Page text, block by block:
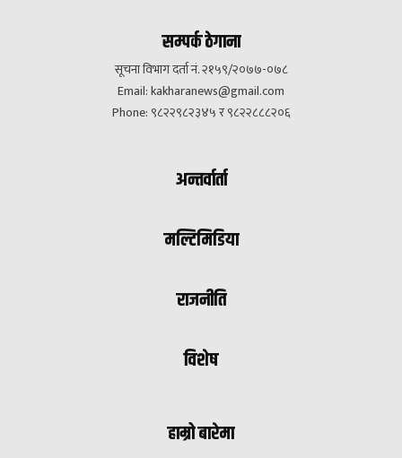
सम्पर्क ठेगाना
सूचना विभाग दर्ता नं. २१५९/२०७७-०७८
Email:kakharanews@gmail.com
Phone: ९८२२९८२३४५ र ९८२२८८८२०६
अन्तर्वार्ता
मल्टिमिडिया
राजनीति
विशेष
हाम्रो बारेमा